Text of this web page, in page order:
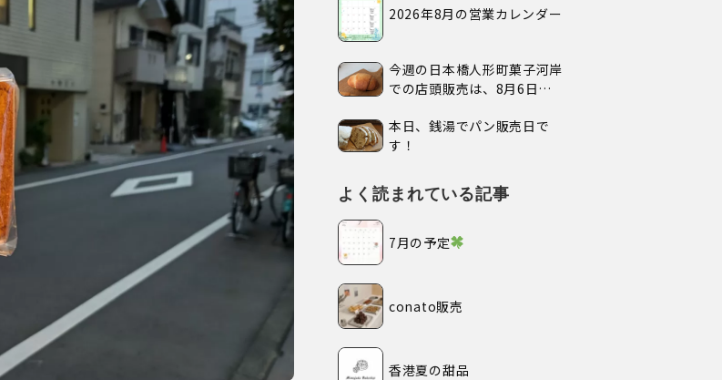
2026年8月の営業カレンダー
今週の日本橋人形町菓子河岸
での店頭販売は、8月6日
す。
本日、銭湯でパン販売日で
す！
よく読まれている記事
7月の予定
conato販売
香港夏の甜品